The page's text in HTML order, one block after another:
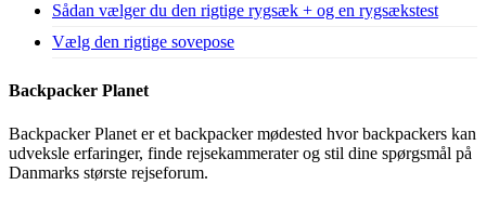
Sådan vælger du den rigtige rygsæk + og en rygsækstest
Vælg den rigtige sovepose
Backpacker Planet
Backpacker Planet er et backpacker mødested hvor backpackers kan
udveksle erfaringer, finde rejsekammerater og stil dine spørgsmål på
Danmarks største rejseforum.